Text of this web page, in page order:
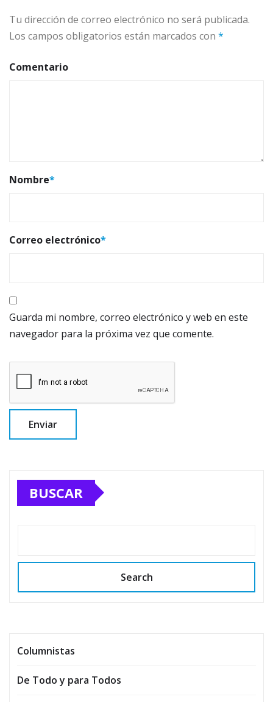
Tu dirección de correo electrónico no será publicada.
Los campos obligatorios están marcados con *
Comentario
Nombre*
Correo electrónico*
Guarda mi nombre, correo electrónico y web en este
navegador para la próxima vez que comente.
BUSCAR
Search
Columnistas
De Todo y para Todos